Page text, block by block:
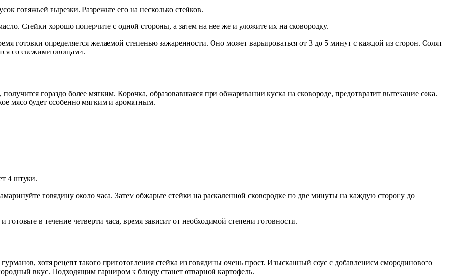
говяжьей вырезки. Разрежьте его на несколько стейков.
Стейки хорошо поперчите с одной стороны, а затем на нее же и уложите их на сковородку.
готовки определяется желаемой степенью зажаренности. Оно может варьироваться от 3 до 5 минут с каждой из сторон. Солят
со свежими овощами.
гораздо более мягким. Корочка, образовавшаяся при обжаривании куска на сковороде, предотвратит вытекание сока.
мясо будет особенно мягким и ароматным.
4 штуки.
говядину около часа. Затем обжарьте стейки на раскаленной сковородке по две минуты на каждую сторону до
в течение четверти часа, время зависит от необходимой степени готовности.
хотя рецепт такого приготовления стейка из говядины очень прост. Изысканный соус с добавлением смородинового
вкус. Подходящим гарниром к блюду станет отварной картофель.